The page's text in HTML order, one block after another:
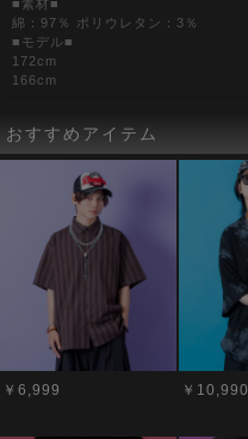
■素材■
綿：97％ ポリウレタン：3％
■モデル■
172cm
166cm
おすすめアイテム
￥6,999 ￥10,990